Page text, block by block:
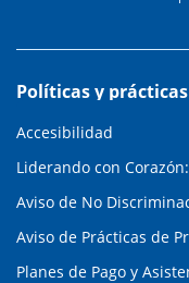
Políticas y prácticas
Accesibilidad
Liderando con
Aviso de No
Aviso de Prácticas de
Planes de Pago y